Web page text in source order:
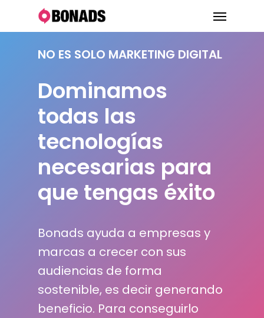
to
Menu
NO ES SOLO MARKETING DIGITAL
Dominamos
todas las
tecnologías
necesarias para
que tengas éxito
Bonads ayuda a empresas y
marcas a crecer con sus
audiencias de forma
sostenible, es decir generando
beneficio. Para conseguirlo